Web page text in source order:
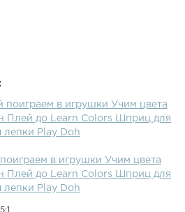
для Play-Doh Вертолет,
для самых маленьких на
в игрушки!
ВСЕ ВИДЕО КАНАЛА ЕЩЕ
Учим цвета. Песня семья
видео! Пальчиковые краски.
пальчиков. Развивающее видео!
поиграем в игрушки Учим цвета
Плей до Learn Colors Шприц для
Play Doh
в игрушки Учим цвета
Плей до Learn Colors Шприц для
Play Doh
5:1